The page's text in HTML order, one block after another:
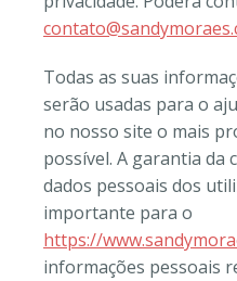
Todas as suas
serão usadas para o
no nosso site o mais
possível. A garantia da
dados pessoais dos
importante para o
https://
informações pessoais